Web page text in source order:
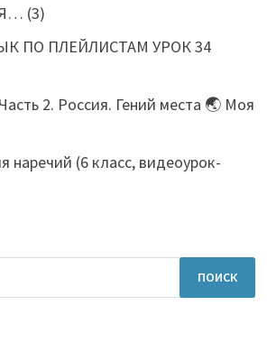
(3)
ПО ПЛЕЙЛИСТАМ УРОК 34
2. Россия. Гений места 🌏 Моя
наречий (6 класс, видеоурок-